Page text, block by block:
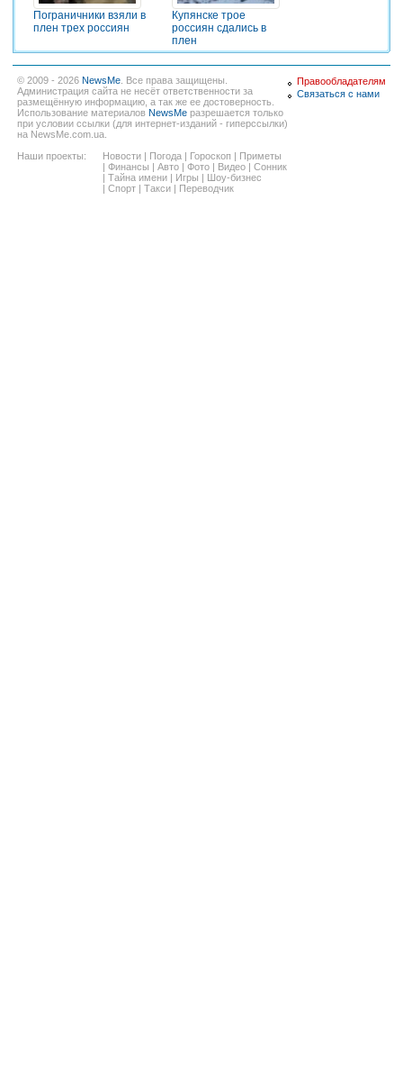
Пограничники взяли в
плен трех россиян
Купянске трое
россиян сдались в
плен
© 2009 - 2026 NewsMe . Все права защищены.
Администрация сайта не несёт ответственности за
размещённую информацию, а так же ее достоверность.
Использование материалов NewsMe разрешается только
при условии ссылки (для интернет-изданий - гиперссылки)
на NewsMe.com.ua.
Наши проекты:
Новости | Погода | Гороскоп | Приметы
| Финансы | Авто | Фото | Видео | Сонник
| Тайна имени | Игры | Шоу-бизнес
| Спорт | Такси | Переводчик
Правообладателям
Связаться с нами